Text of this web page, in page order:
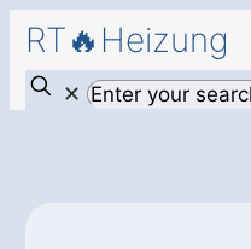
RT🔥Heizung
✕